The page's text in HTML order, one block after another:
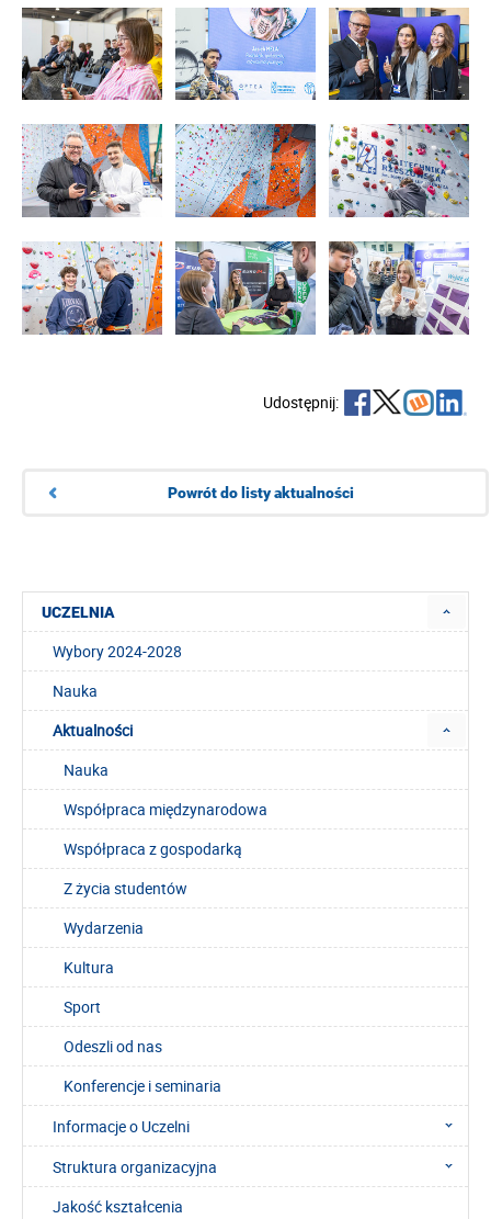
Udostępnij:
Powrót do listy aktualności
UCZELNIA
Wybory 2024-2028
Nauka
Aktualności
Nauka
Współpraca międzynarodowa
Współpraca z gospodarką
Z życia studentów
Wydarzenia
Kultura
Sport
Odeszli od nas
Konferencje i seminaria
Informacje o Uczelni
Struktura organizacyjna
Jakość kształcenia